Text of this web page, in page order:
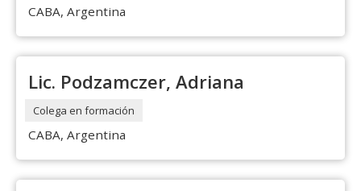
CABA, Argentina
Lic. Podzamczer, Adriana
Colega en formación
CABA, Argentina